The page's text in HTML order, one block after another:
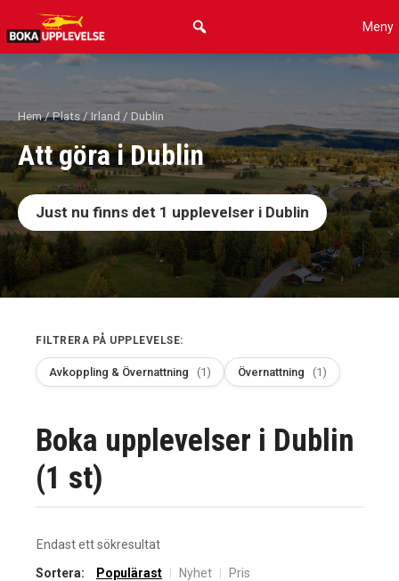
Hoppa
till
innehåll
Meny
Hem/Plats / Irland / Dublin
Att göra i Dublin
Just nu finns det 1 upplevelser i Dublin
FILTRERA PÅ UPPLEVELSE:
Avkoppling & Övernattning (1) Övernattning (1)
Boka upplevelser i Dublin
(1 st)
Endast ett sökresultat
Sortera:
Populärast Nyhet Pris